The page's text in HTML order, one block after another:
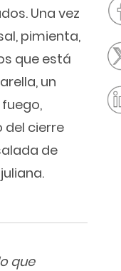
Una vez
pimienta,
que está
un
del cierre
de
que